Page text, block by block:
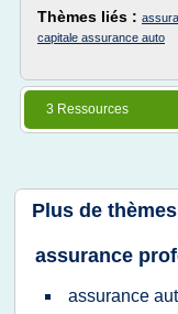
Thèmes liés :
capitale assurance auto
3 Ressources
Plus de
assurance
assurance